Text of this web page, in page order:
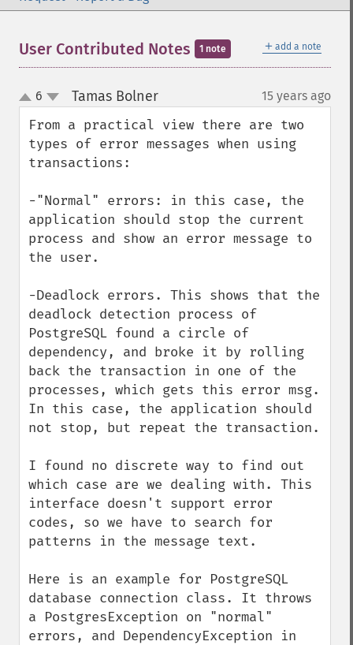
＋ add a note
User Contributed Notes 1 note
up
down
6 Tamas Bolner¶ 15 years ago
From a practical view there are two
types of error messages when using
transactions:
-"Normal" errors: in this case, the
application should stop the current
process and show an error message to
the user.
-Deadlock errors. This shows that the
deadlock detection process of
PostgreSQL found a circle of
dependency, and broke it by rolling
back the transaction in one of the
processes, which gets this error msg.
In this case, the application should
not stop, but repeat the transaction.
I found no discrete way to find out
which case are we dealing with. This
interface doesn't support error
codes, so we have to search for
patterns in the message text.
Here is an example for PostgreSQL
database connection class. It throws
a PostgresException on "normal"
errors, and DependencyException in